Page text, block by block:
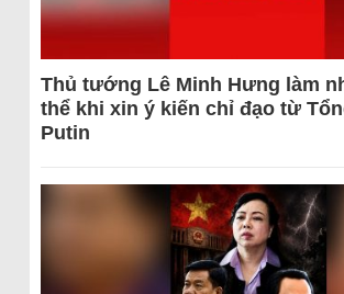
Thủ tướng Lê Minh Hưng làm
thể khi xin ý kiến chỉ đạo từ
Putin